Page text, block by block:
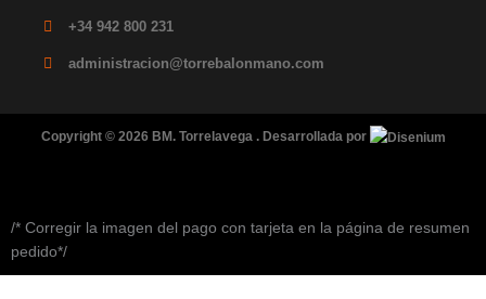
+34 942 800 231
administracion@torrebalonmano.com
Copyright © 2026 BM. Torrelavega . Desarrollada por
/* Corregir la imagen del pago con tarjeta en la página de resumen
pedido*/